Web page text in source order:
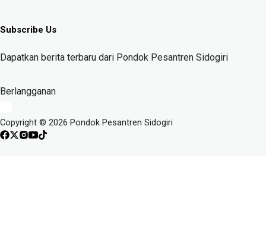
Subscribe Us
Dapatkan berita terbaru dari Pondok Pesantren Sidogiri
Berlangganan
Copyright © 2026 Pondok Pesantren Sidogiri